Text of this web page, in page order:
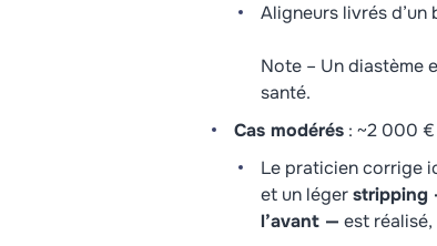
Aligneurs livrés
Note – Un diastème
santé.
Cas modérés : ~2 000
Le praticien corrige
et un légerstripping
l’avant — est